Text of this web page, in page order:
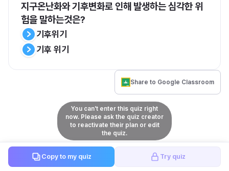
지구온난화와 기후변화로 인해 발생하는 심각한 위
험을 말하는것은?
기후위기
기후 위기
Share to Google Classroom
You can't enter this quiz right
now. Please ask the quiz creator
to reactivate their plan or edit
the quiz.
Copy to my quiz Try quiz